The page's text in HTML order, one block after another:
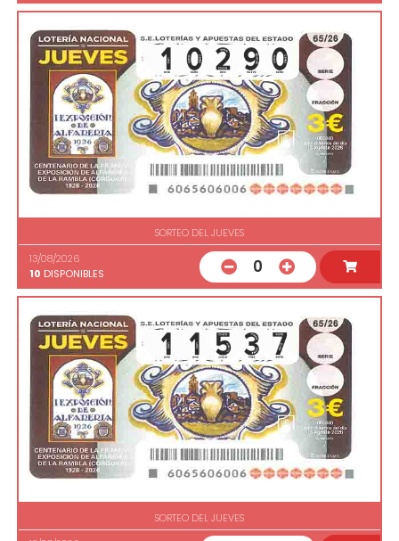
SORTEO DEL JUEVES
13/08/2026
10 DISPONIBLES 0
SORTEO DEL JUEVES